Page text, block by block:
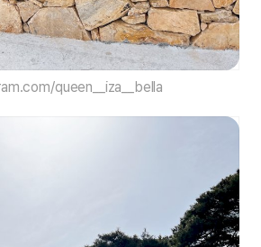
queen__iza__bella